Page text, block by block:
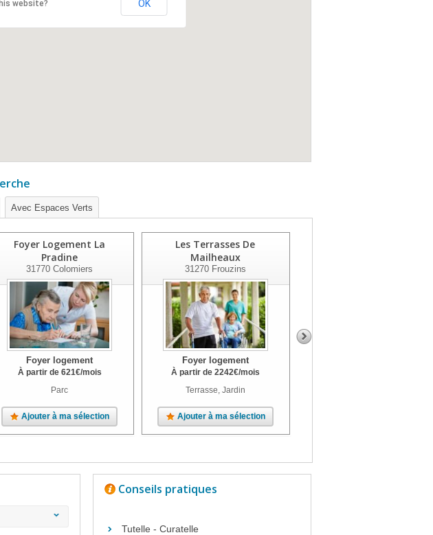
website? OK
Avec Espaces Verts
Foyer Logement La
Pradine
31770 Colomiers
Foyer logement
À partir de 621€/mois
Parc
Ajouter à ma sélection
Les Terrasses De
Mailheaux
31270Frouzins
Foyer logement
À partir de 2242€/mois
Terrasse, Jardin
Ajouter à ma sélection
Conseils pratiques
Tutelle - Curatelle